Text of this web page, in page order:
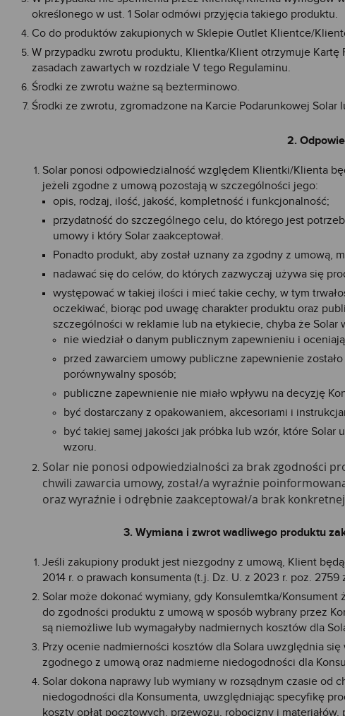
określonego w ust. 1 Solar odmówi przyjęcia takiego produktu.
Co do produktów zakupionych w Sklepie Outlet Klientce/
W przypadku zwrotu produktu, Klientka/Klient otrzymuje Kartę
zasadach zawartych w rozdziale V tego Regulaminu.
Środki ze zwrotu ważne są bezterminowo.
Środki ze zwrotu, zgromadzone na Karcie Podarunkowej
2.
Solar ponosi odpowiedzialność względem Klientki/Klienta
jeżeli zgodne z umową pozostają w szczególności jego:
opis, rodzaj, ilość, jakość, kompletność i funkcjonalność;
przydatność do szczególnego celu, do którego jest
umowy i który Solar zaakceptował.
Ponadto produkt, aby został uznany za zgodny z umową,
nadawać się do celów, do których zazwyczaj używa się
występować w takiej ilości i mieć takie cechy, w tym
oczekiwać, biorąc pod uwagę charakter produktu oraz
szczególności w reklamie lub na etykiecie, chyba że Solar
nie wiedział o danym publicznym zapewnieniu i
przed zawarciem umowy publiczne zapewnienie
porównywalny sposób;
publiczne zapewnienie nie miało wpływu na decyzję
być dostarczany z opakowaniem, akcesoriami i
być takiej samej jakości jak próbka lub wzór, które
wzoru.
Solar nie ponosi odpowiedzialności za brak zgodności
chwili zawarcia umowy, został/a wyraźnie
oraz wyraźnie i odrębnie zaakceptował/a brak
3. Wymiana i zwrot wadliwego produktu
Jeśli zakupiony produkt jest niezgodny z umową, Klient
2014 r. o prawach konsumenta (t.j. Dz. U. z 2023 r. poz. 2759
Solar może dokonać wymiany, gdy Konsulemtka/
do zgodności produktu z umową w sposób wybrany przez
są niemożliwe lub wymagałyby nadmiernych kosztów dla
Przy ocenie nadmierności kosztów dla Solara uwzględnia
zgodnego z umową oraz nadmierne niedogodności dla
Solar dokona naprawy lub wymiany w rozsądnym czasie od
niedogodności dla Konsumenta, uwzględniając specyfikę
koszty opłat pocztowych, przewozu, robocizny i materiałów,